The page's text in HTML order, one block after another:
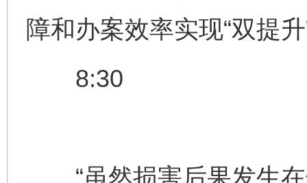
障和办案效率实现“双提
8:30
“虽然损害后果发生在